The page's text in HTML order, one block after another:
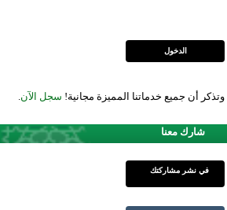
وتذكر أن جميع خدماتنا المميزة مجانية! سجل الآن
شارك معنا
في نشر مشاركتك